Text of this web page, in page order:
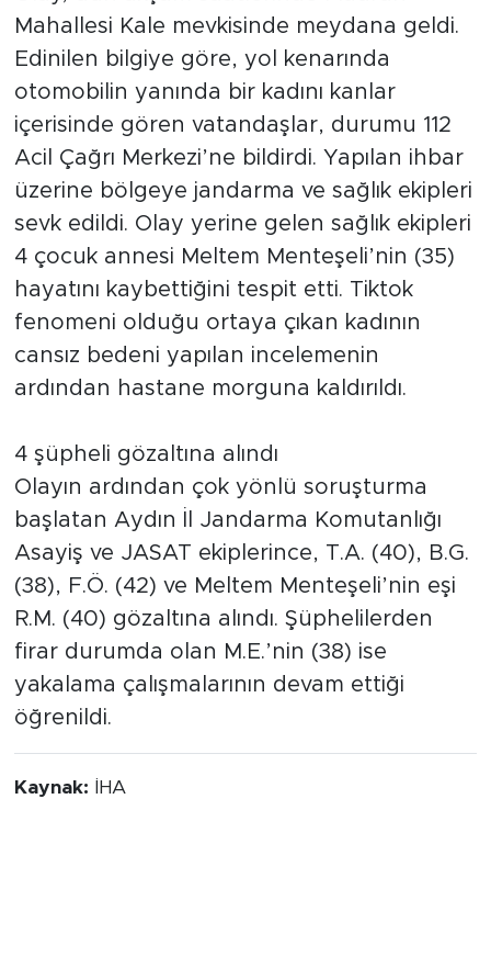
Mahallesi Kale mevkisinde meydana geldi.
Edinilen bilgiye göre, yol kenarında
otomobilin yanında bir kadını kanlar
içerisinde gören vatandaşlar, durumu 112
Acil Çağrı Merkezi’ne bildirdi. Yapılan ihbar
üzerine bölgeye jandarma ve sağlık ekipleri
sevk edildi. Olay yerine gelen sağlık ekipleri
4 çocuk annesi Meltem Menteşeli’nin (35)
hayatını kaybettiğini tespit etti. Tiktok
fenomeni olduğu ortaya çıkan kadının
cansız bedeni yapılan incelemenin
ardından hastane morguna kaldırıldı.
4 şüpheli gözaltına alındı
Olayın ardından çok yönlü soruşturma
başlatan Aydın İl Jandarma Komutanlığı
Asayiş ve JASAT ekiplerince, T.A. (40), B.G.
(38), F.Ö. (42) ve Meltem Menteşeli’nin eşi
R.M. (40) gözaltına alındı. Şüphelilerden
firar durumda olan M.E.’nin (38) ise
yakalama çalışmalarının devam ettiği
öğrenildi.
Kaynak: İHA